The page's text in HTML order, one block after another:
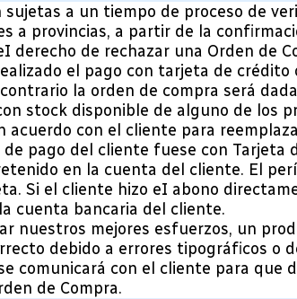
sujetas a un tiempo de proceso de
a provincias, a partir de la
derecho de rechazar una Orden de
el pago con tarjeta de
la orden de compra será
stock disponible de alguno de los
acuerdo con el cliente para
de pago del cliente fuese con
en la cuenta del cliente. El
Si el cliente hizo eI abono
cuenta bancaria del cliente.
nuestros mejores esfuerzos, un
debido a errores tipográficos o
comunicará con el cliente para
de Compra.